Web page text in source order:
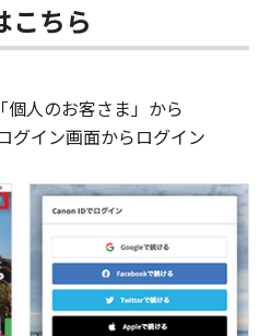
こちら
個人のお客さま」から
グイン画面からログイン